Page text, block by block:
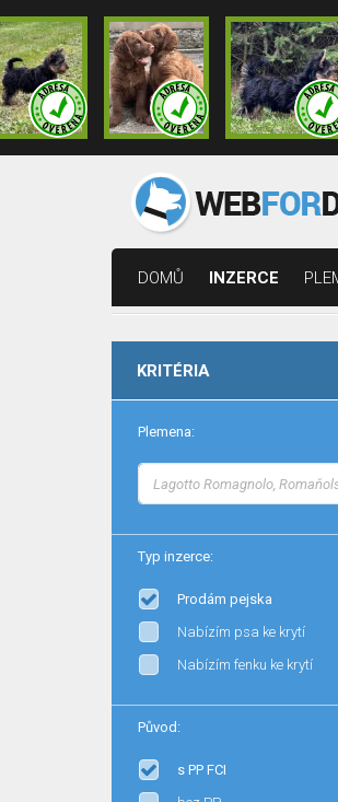
DOMŮ INZERCE
KRITÉRIA
Plemena:
Lagotto Romagnolo,
Typ inzerce:
Prodám pejska
Nabízím psa ke krytí
Nabízím fenku ke krytí
Původ:
s PP FCI